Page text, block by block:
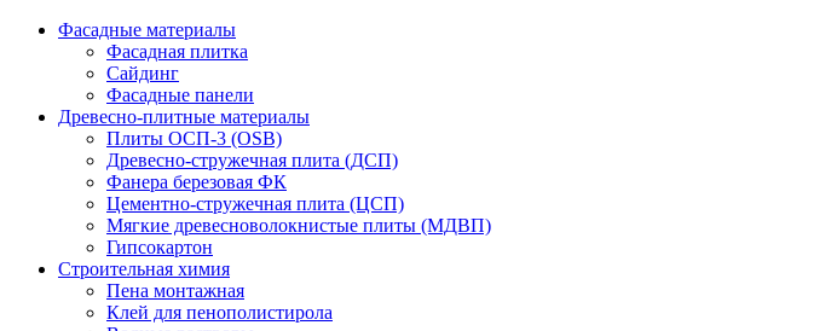
Фасадные материалы
Фасадная плитка
Сайдинг
Фасадные панели
Древесно-плитные материалы
Плиты ОСП-3 (OSB)
Древесно-стружечная плита (ДСП)
Фанера березовая ФК
Цементно-стружечная плита (ЦСП)
Мягкие древесноволокнистые плиты (МДВП)
Гипсокартон
Строительная химия
Пена монтажная
Клей для пенополистирола